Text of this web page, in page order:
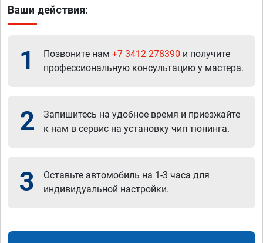
Ваши действия:
1 Позвоните нам +7 3412 278390 и получите
профессиональную консультацию у мастера.
2
Запишитесь на удобное время и приезжайте
к нам в сервис на установку чип тюнинга.
3
Оставьте автомобиль на 1-3 часа для
индивидуальной настройки.